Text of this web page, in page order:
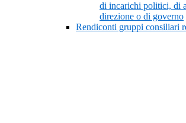
di incarichi politici, di
direzione o di governo
Rendiconti gruppi consiliari